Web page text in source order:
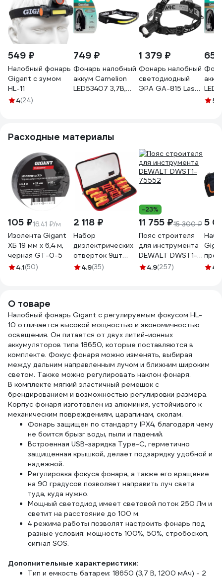
549 ₽
Налобный фонарь
Gigant с зумом
HL-11
4(24)
749 ₽
Фонарь налобный
аккум Camelion
LED53407 3,7В,
1 379 ₽
Фонарь налобный
светодиодный
ЭРА GA-815 Laser
5
Расходные материалы
105 ₽16.41 ₽/м
Изолента Gigant
ХБ 19 мм х 6,4 м,
черная GT-0-5
4.1(50)
2 118 ₽
Набор
диэлектрических
отверток 9шт
Gigant GBSD-5
4.9(35)
-23%
11 755 ₽15 300 ₽
Пояс строителя
для инструмента
DEWALT DWST1-
75552
4.9(257)
5
4.4
О товаре
Налобный фонарь Gigant с регулируемым фокусом HL-
10 отличается высокой мощностью и экономичностью
освещения. Он питается от двух литий-ионных
аккумуляторов типа 18650, которые поставляются в
комплекте. Фокус фонаря можно изменять, выбирая
между дальним направленным лучом и ближним широким
светом. Также можно регулировать наклон фонаря.
В комплекте мягкий эластичный ремешок с
брендированием и возможностью регулировки размера.
Корпус фонаря изготовлен из алюминия, устойчивого к
механическим повреждениям, царапинам, сколам.
Фонарь защищен по стандарту IPX4, благодаря чему
не боится брызг воды, пыли и падений.
Встроенная USB-зарядка Type-C, герметично
защищенная крышкой, делает подзарядку удобной и
надежной.
Регулировка фокуса фонаря, а также его вращение
на 90 градусов позволяет направить луч света
туда, куда нужно.
Мощный светодиод имеет световой поток 250 Лм и
светит на расстояние до 100 м.
4 режима работы позволят настроить фонарь под
разные условия: мощность 100%, 50%, стробоскоп,
сигнал SOS.
Дополнительные характеристики:
Тип и емкость батареи: 18650 (3,7 В, 1200 мАч) - 2